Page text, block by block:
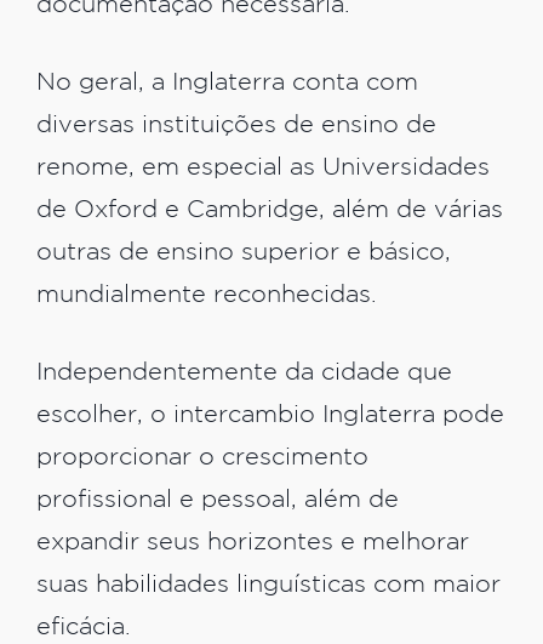
documentação necessária.
No geral, a Inglaterra conta com
diversas instituições de ensino de
renome, em especial as Universidades
de Oxford e Cambridge, além de várias
outras de ensino superior e básico,
mundialmente reconhecidas.
Independentemente da cidade que
escolher, o intercambio Inglaterra pode
proporcionar o crescimento
profissional e pessoal, além de
expandir seus horizontes e melhorar
suas habilidades linguísticas com maior
eficácia.